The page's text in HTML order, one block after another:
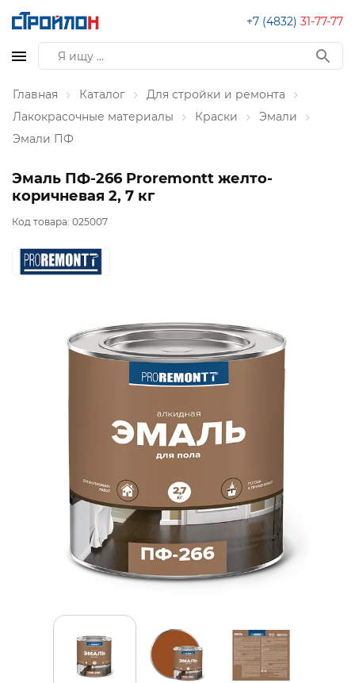
+7 (4832) 31-77-77
Главная Каталог
Для стройки и ремонта
Лакокрасочные материалы
Краски
Эмали
Эмали ПФ
Эмаль ПФ-266 Proremontt желто-
коричневая 2, 7 кг
Код товара: 025007